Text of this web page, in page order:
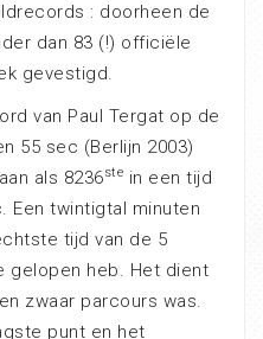
: doorheen de
dan 83 (!) officiële
gevestigd.
van Paul Tergat op de
55 sec (Berlijn 2003)
als 8236ste in een tijd
Een twintigtal minuten
tijd van de 5
gelopen heb. Het dient
zwaar parcours was.
punt en het